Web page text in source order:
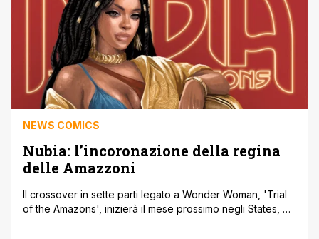
NEWS COMICS
Nubia: l’incoronazione della regina
delle Amazzoni
Il crossover in sette parti legato a Wonder Woman, 'Trial
of the Amazons', inizierà il mese prossimo negli States, ma